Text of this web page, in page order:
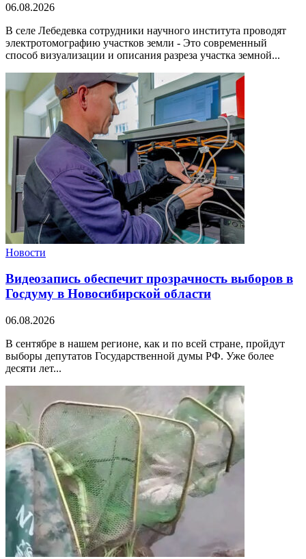
06.08.2026
В селе Лебедевка сотрудники научного института проводят
электротомографию участков земли - Это современный
способ визуализации и описания разреза участка земной...
Новости
Видеозапись обеспечит прозрачность выборов в
Госдуму в Новосибирской области
06.08.2026
В сентябре в нашем регионе, как и по всей стране, пройдут
выборы депутатов Государственной думы РФ. Уже более
десяти лет...